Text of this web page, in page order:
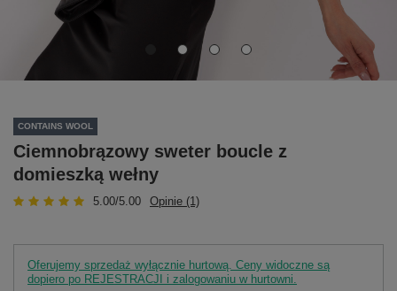
CONTAINS WOOL
Ciemnobrązowy sweter boucle z
domieszką wełny
5.00/5.00 Opinie (1)
Oferujemy sprzedaż wyłącznie hurtową. Ceny widoczne są
dopiero po REJESTRACJI i zalogowaniu w hurtowni.